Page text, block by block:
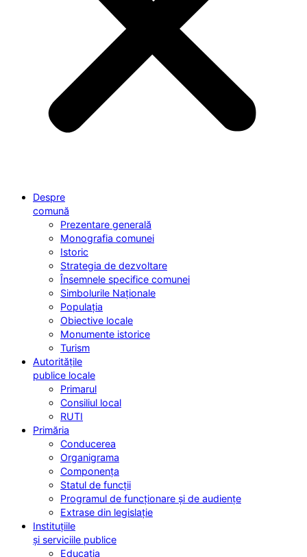
Despre
comună
Prezentare generală
Monografia comunei
Istoric
Strategia de dezvoltare
Însemnele specifice comunei
Simbolurile Naționale
Populația
Obiective locale
Monumente istorice
Turism
Autoritățile
publice locale
Primarul
Consiliul local
RUTI
Primăria
Conducerea
Organigrama
Componența
Statul de funcții
Programul de funcționare și de audiențe
Extrase din legislație
Instituțiile
și serviciile publice
Educația